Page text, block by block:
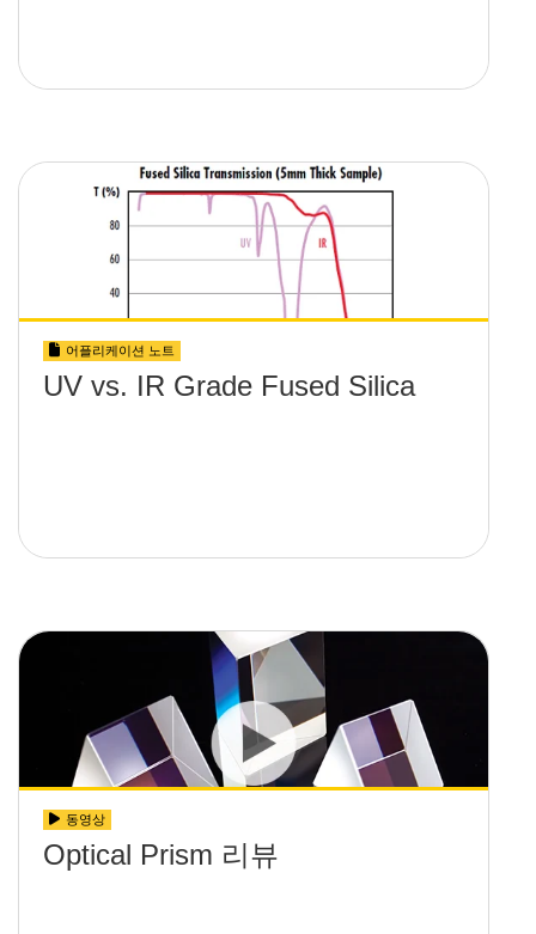
어플리케이션 노트
UV vs. IR Grade Fused Silica
동영상
Optical Prism 리뷰